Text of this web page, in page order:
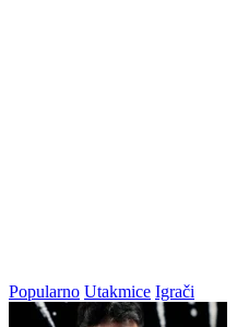
Popularno Utakmice Igrači